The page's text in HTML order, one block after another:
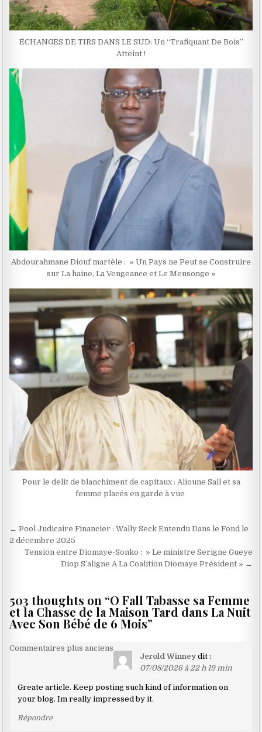
ÉCHANGES DE TIRS DANS LE SUD: Un ‘‘Trafiquant De Bois’’
Atteint !
Abdourahmane Diouf martèle : » Un Pays ne Peut se Construire
sur La haine, La Vengeance et Le Mensonge »
Pour le delit de blanchiment de capitaux : ‎Alioune Sall et sa
femme placés en garde à vue ‎
Navigation
de
l’article
← Pool Judicaire Financier : Wally Seck Entendu Dans le Fond le
2 décembre 2025
Tension entre Diomaye-Sonko : » Le ministre Serigne Gueye
Diop S’aligne A La Coalition Diomaye Président » →
503 thoughts on “O Fall Tabasse sa Femme
et la Chasse de la Maison Tard dans La Nuit
Avec Son Bébé de 6 Mois”
Navigation
les
commentaires
Commentaires plus anciens
Jerold Winney dit :
07/08/2026 à 22 h 19 min
Greate article. Keep posting such kind of information on
your blog. Im really impressed by it.
Répondre